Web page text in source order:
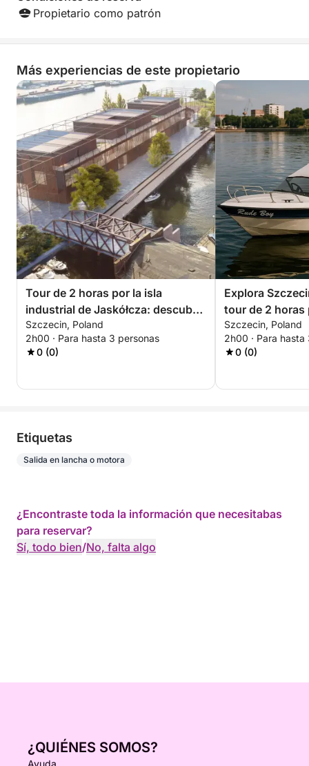
momento de calma, aprendizaje y descubrimiento
en silencio.
de Szczecin desde el agua.
Propietario como patrón
Más experiencias de este propietario
Tour de 2 horas por la isla
industrial de Jaskółcza: descubra
el lado olvidado de Szczecin
Szczecin, Poland
2h00 · Para hasta 3 personas
0 (0)
Explora
tour de 2 horas
isla
Szczecin, Poland
2h00 · Para
0 (0)
Etiquetas
Salida en lancha o motora
¿Encontraste toda la información que necesitabas
para reservar?
Sí, todo bien/No, falta algo
¿QUIÉNES SOMOS?
Ayuda